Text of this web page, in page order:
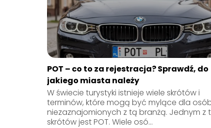
POT – co to za rejestracja? Sprawdź, do
jakiego miasta należy
W świecie turystyki istnieje wiele skrótów i
terminów, które mogą być mylące dla
niezaznajomionych z tą branżą. Jednym z
skrótów jest POT. Wiele osó...